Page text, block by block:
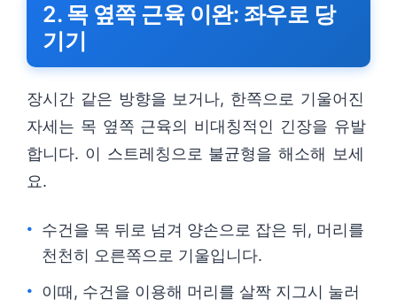
2. 목 옆쪽 근육 이완: 좌우로 당
기기
장시간 같은 방향을 보거나, 한쪽으로 기울어진
자세는 목 옆쪽 근육의 비대칭적인 긴장을 유발
합니다. 이 스트레칭으로 불균형을 해소해 보세
요.
수건을 목 뒤로 넘겨 양손으로 잡은 뒤, 머리를
천천히 오른쪽으로 기울입니다.
이때, 수건을 이용해 머리를 살짝 지그시 눌러